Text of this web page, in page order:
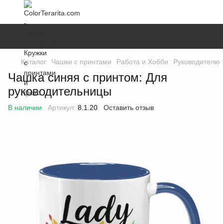
Каталог Чашки с принтами Работа и Хобби Руководителю
Чашка синяя с принтом: Для
руководительницы
В наличии Артикул: 8.1.20 Оставить отзыв